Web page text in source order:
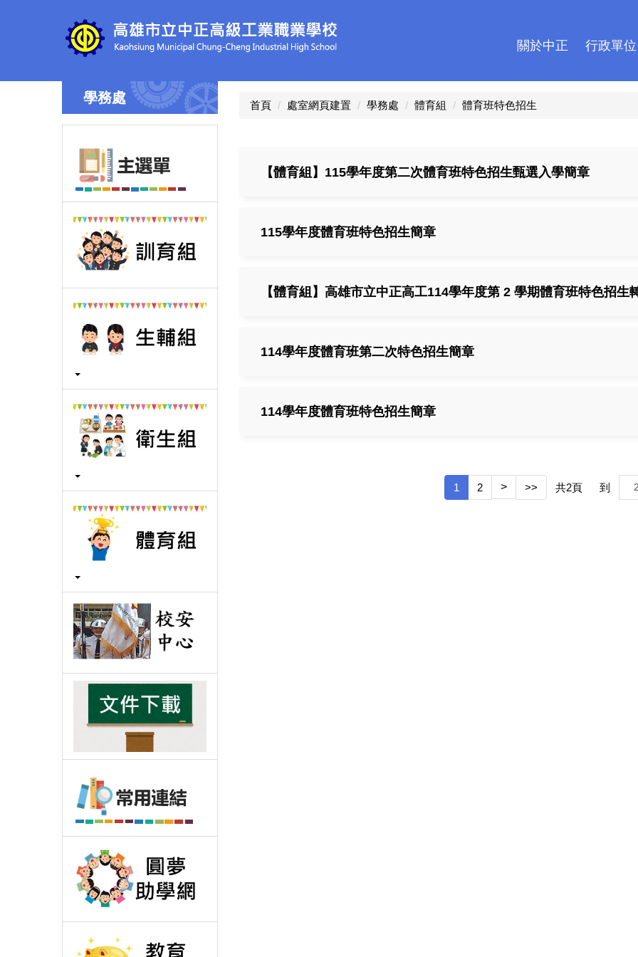
關於中正 行政單位
學務處 首頁 處室網頁建置 學務處 體育組 體育班特色招生
【體育組】115學年度第二次體育班特色招生甄選入學簡章
115學年度體育班特色招生簡章
【體育組】高雄市立中正高工114學年度第 2 學期體育班特色招生
114學年度體育班第二次特色招生簡章
114學年度體育班特色招生簡章
1 2 > >> 共2頁 到